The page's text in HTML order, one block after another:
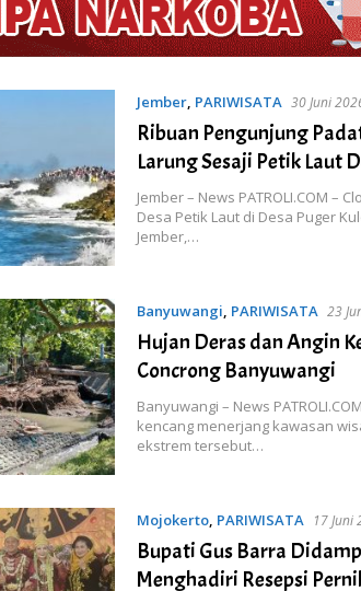
Jember, PARIWISATA 30 Juni
Ribuan Pengunjung
Larung Sesaji Petik Laut
Jember – News PATROLI.COM –
Desa Petik Laut di Desa Puger
Jember,…
Banyuwangi, PARIWISATA 23
Hujan Deras dan Angin
Concrong Banyuwangi
Banyuwangi – News
kencang menerjang kawasan
ekstrem tersebut…
Mojokerto, PARIWISATA 17 Juni
Bupati Gus Barra
Menghadiri Resepsi